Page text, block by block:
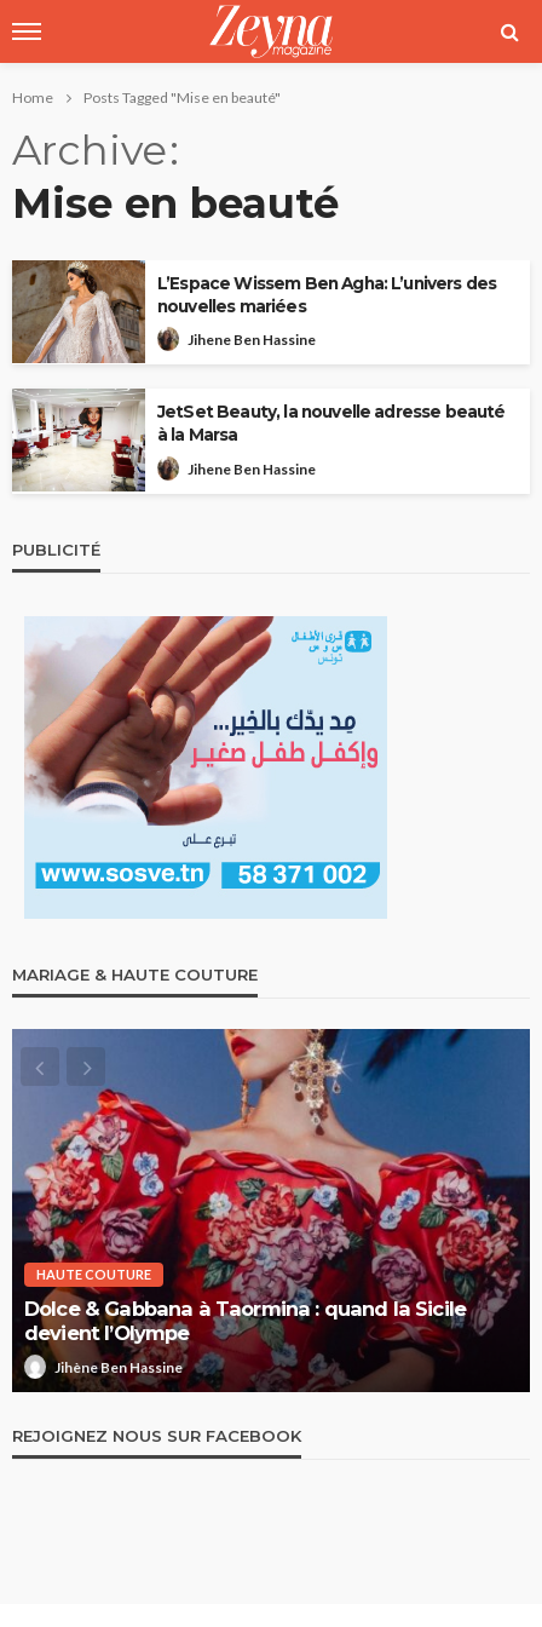
Home Posts Tagged "Mise en beauté"
Archive
Mise en beauté
L’Espace Wissem Ben Agha: L’univers des
nouvelles mariées
Jihene Ben Hassine
JetSet Beauty, la nouvelle adresse beauté
à la Marsa
Jihene Ben Hassine
PUBLICITÉ
MARIAGE & HAUTE COUTURE
HAUTE COUTURE
Dolce & Gabbana à Taormina : quand la Sicile
devient l’Olympe
Jihène Ben Hassine
REJOIGNEZ NOUS SUR FACEBOOK